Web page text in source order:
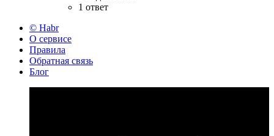
1 ответ
© Habr
О сервисе
Правила
Обратная связь
Блог